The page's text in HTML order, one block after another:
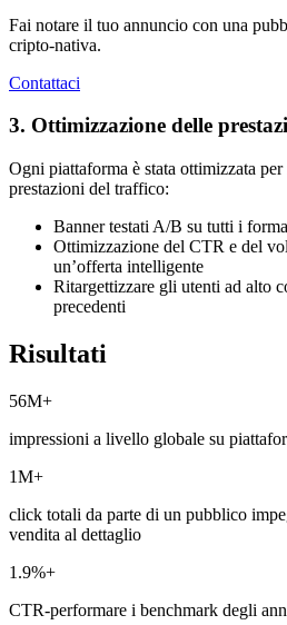
Fai notare il tuo annuncio con una
cripto-nativa.
Contattaci
3. Ottimizzazione delle
Ogni piattaforma è stata ottimizzata
prestazioni del traffico:
Banner testati A/B su tutti i
Ottimizzazione del CTR e del
un’offerta intelligente
Ritargettizzare gli utenti ad alto
precedenti
Risultati
56M+
impressioni a livello globale su
1M+
click totali da parte di un pubblico
vendita al dettaglio
1.9%+
СTR-performare i benchmark degli